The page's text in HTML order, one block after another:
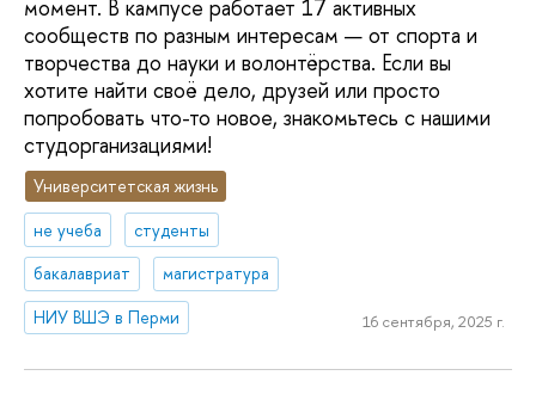
момент. В кампусе работает 17 активных
сообществ по разным интересам — от спорта и
творчества до науки и волонтёрства. Если вы
хотите найти своё дело, друзей или просто
попробовать что-то новое, знакомьтесь с нашими
студорганизациями!
Университетская жизнь
не учеба
студенты
бакалавриат
магистратура
НИУ ВШЭ в Перми
16 сентября, 2025 г.